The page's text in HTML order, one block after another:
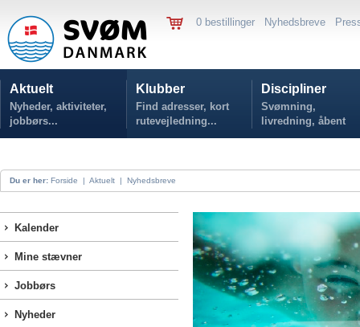
0 bestillinger Nyhedsbreve
Aktuelt
Nyheder, aktiviteter,
jobbørs...
Klubber
Find adresser, kort
rutevejledning...
Discipliner
Svømning,
livredning, åbent
vand...
Du er her: Forside | Aktuelt | Nyhedsbreve
Kalender
Mine stævner
Jobbørs
Nyheder